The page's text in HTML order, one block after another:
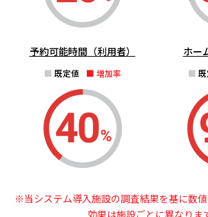
予約可能時間 （利用者）
既定値 増加率
ホー
※当システム導入施設の調査結果を基に数値
効果は施設ごとに異なりま